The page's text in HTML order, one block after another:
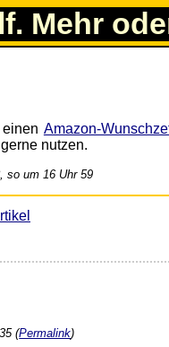
Mehr
Amazon-
nutzen.
, so um 16 Uhr 59
(Permalink)